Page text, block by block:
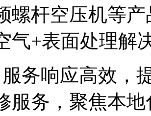
螺杆空压机等
气+表面处理解
务响应高效，
服务，聚焦本